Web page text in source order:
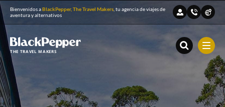
Bienvenidos aBlackPepper, The Travel Makers , tu agencia de viajes de
aventura y alternativos
THE TRAVEL MAKERS